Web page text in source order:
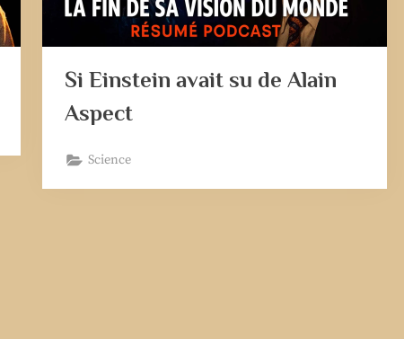
Si Einstein avait su de Alain
Aspect
Science